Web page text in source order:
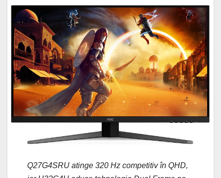
Q27G4SRU atinge 320 Hz competitiv în QHD,